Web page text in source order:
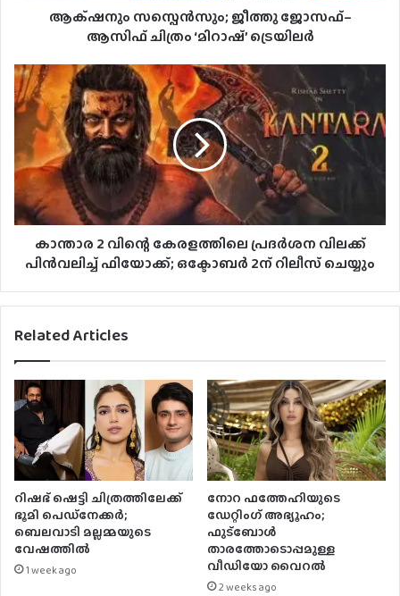
ആക്‌ഷനും സസ്പെൻസും; ജീത്തു ജോസഫ്–
ആസിഫ് ചിത്രം ‘മിറാഷ്’ ട്രെയിലർ
കാന്താര 2 വിന്റെ കേരളത്തിലെ പ്രദർശന വിലക്ക്
പിൻവലിച്ച് ഫിയോക്ക്; ഒക്ടോബർ 2ന് റിലീസ് ചെയ്യും
Related Articles
റിഷഭ് ഷെട്ടി ചിത്രത്തിലേക്ക്
ഭൂമി പെഡ്‌നേക്കർ;
ബെലവാടി മല്ലമ്മയുടെ
വേഷത്തിൽ
1 week ago
നോറ ഫത്തേഹിയുടെ
ഡേറ്റിംഗ് അഭ്യൂഹം;
ഫുട്ബോൾ
താരത്തോടൊപ്പമുള്ള
വീഡിയോ വൈറൽ
2 weeks ago